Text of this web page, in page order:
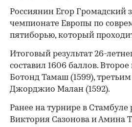
Россиянин Егор Громадский
чемпионате Европы по
пятиборью, который
Итоговый результат 26-
составил 1606 баллов.
Ботонд Тамаш (1599),
Джорджио Малан (1592).
Ранее на турнире в Стамбуле
Виктория Сазонова и Амина